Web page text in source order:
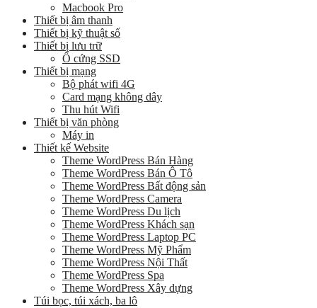
Macbook Pro
Thiết bị âm thanh
Thiết bị kỹ thuật số
Thiết bị lưu trữ
Ổ cứng SSD
Thiết bị mạng
Bộ phát wifi 4G
Card mạng không dây
Thu hút Wifi
Thiết bị văn phòng
Máy in
Thiết kế Website
Theme WordPress Bán Hàng
Theme WordPress Bán Ô Tô
Theme WordPress Bất động sản
Theme WordPress Camera
Theme WordPress Du lịch
Theme WordPress Khách sạn
Theme WordPress Laptop PC
Theme WordPress Mỹ Phẩm
Theme WordPress Nội Thất
Theme WordPress Spa
Theme WordPress Xây dựng
Túi bọc, túi xách, ba lô